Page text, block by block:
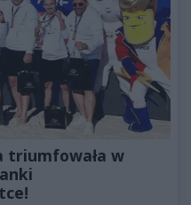
triumfowała w